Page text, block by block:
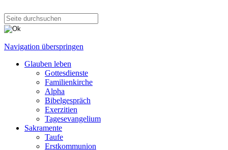
Navigation überspringen
Glauben leben
Gottesdienste
Familienkirche
Alpha
Bibelgespräch
Exerzitien
Tagesevangelium
Sakramente
Taufe
Erstkommunion